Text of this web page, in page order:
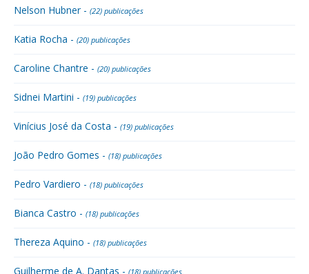
Nelson Hubner - (22) publicações
Katia Rocha - (20) publicações
Caroline Chantre - (20) publicações
Sidnei Martini - (19) publicações
Vinícius José da Costa - (19) publicações
João Pedro Gomes - (18) publicações
Pedro Vardiero - (18) publicações
Bianca Castro - (18) publicações
Thereza Aquino - (18) publicações
Guilherme de A. Dantas - (18) publicações